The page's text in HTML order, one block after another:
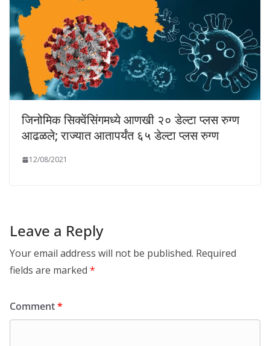
जिनोमिक सिक्वेंसिंगमध्ये आणखी २० डेल्टा प्लस रुग्ण
आढळले; राज्यात आतापर्यंत ६५ डेल्टा प्लस रुग्ण
12/08/2021
Leave a Reply
Your email address will not be published. Required
fields are marked *
Comment*